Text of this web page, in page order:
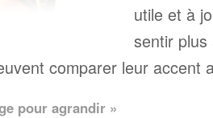
utile et à
sentir plus
comparer leur accent
pour agrandir »